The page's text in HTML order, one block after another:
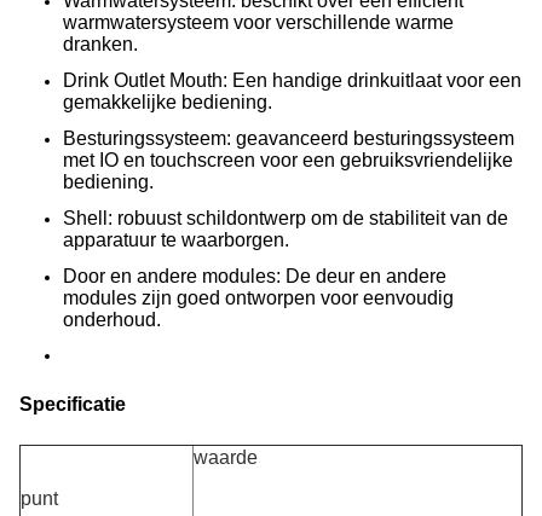
warmwatersysteem voor verschillende warme
dranken.
Drink Outlet Mouth: Een handige drinkuitlaat voor een
gemakkelijke bediening.
Besturingssysteem: geavanceerd besturingssysteem
met IO en touchscreen voor een gebruiksvriendelijke
bediening.
Shell: robuust schildontwerp om de stabiliteit van de
apparatuur te waarborgen.
Door en andere modules: De deur en andere
modules zijn goed ontworpen voor eenvoudig
onderhoud.
Specificatie
punt
waarde